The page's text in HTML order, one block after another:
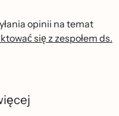
opinii na temat
się z zespołem ds.